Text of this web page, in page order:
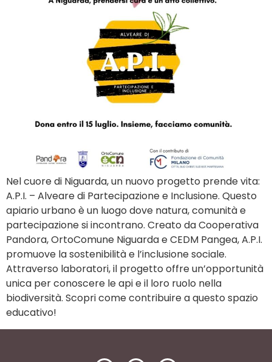
Nel cuore di Niguarda, un nuovo progetto prende vita:
A.P.I. – Alveare di Partecipazione e Inclusione. Questo
apiario urbano è un luogo dove natura, comunità e
partecipazione si incontrano. Creato da Cooperativa
Pandora, OrtoComune Niguarda e CEDM Pangea, A.P.I.
promuove la sostenibilità e l’inclusione sociale.
Attraverso laboratori, il progetto offre un’opportunità
unica per conoscere le api e il loro ruolo nella
biodiversità. Scopri come contribuire a questo spazio
educativo!